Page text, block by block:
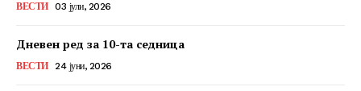
ВЕСТИ 03 јули, 2026
Дневен ред за 10-та седница
ВЕСТИ 24 јуни, 2026